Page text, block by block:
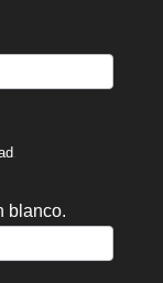
.
blanco.